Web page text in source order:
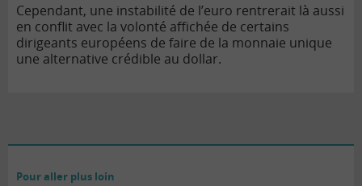
Cependant, une instabilité de l’euro rentrerait là aussi
en conflit avec la volonté affichée de certains
dirigeants européens de faire de la monnaie unique
une alternative crédible au dollar.
Pour aller plus loin